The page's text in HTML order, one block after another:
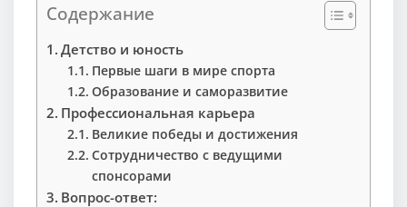
Содержание
Детство и юность
Первые шаги в мире спорта
Образование и саморазвитие
Профессиональная карьера
Великие победы и достижения
Сотрудничество с ведущими
спонсорами
Вопрос-ответ: